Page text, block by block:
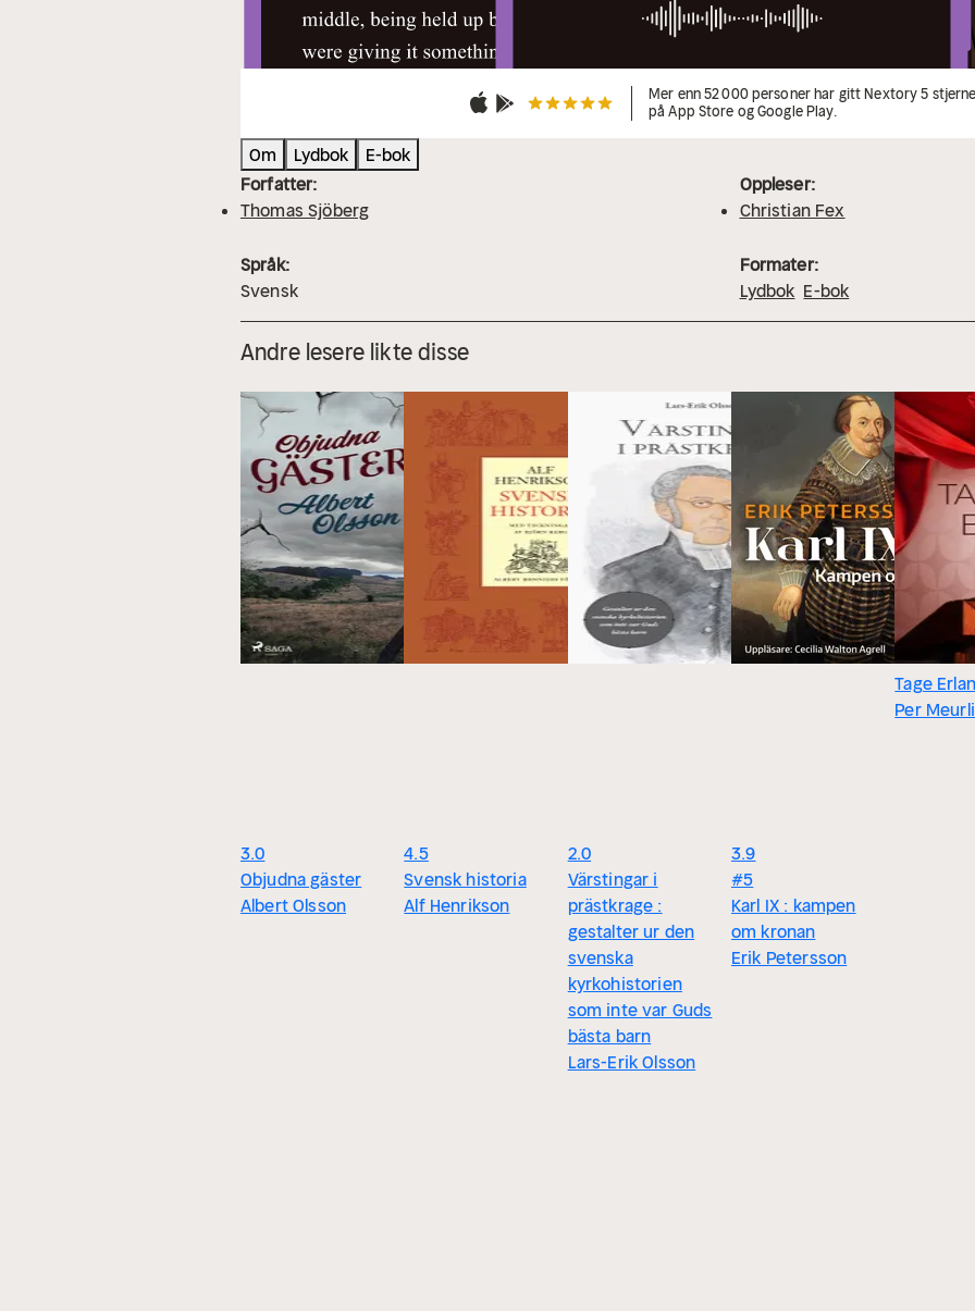
Mer enn 52 000 personer har gitt Nextory 5
på App Store og Google Play.
Om Lydbok
E-bok
Forfatter:
Thomas Sjöberg
Oppleser:
Christian Fex
Språk:
Svensk
Formater:
Lydbok E-bok
Andre lesere likte disse
3.0
Objudna gäster
Albert Olsson
4.5
Svensk historia
Alf Henrikson
2.0
Värstingar i
prästkrage :
gestalter ur den
svenska
kyrkohistorien
som inte var Guds
bästa barn
Lars-Erik Olsson
3.9
#5
Karl IX : kampen
om kronan
Erik Petersson
Tage
Per